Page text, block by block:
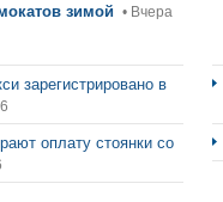
зимой • Вчера
зарегистрировано в
оплату стоянки со